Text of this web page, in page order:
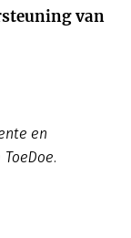
van
en